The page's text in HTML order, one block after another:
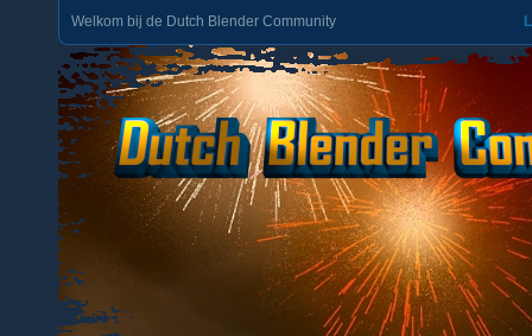
Welkom bij de Dutch Blender Community